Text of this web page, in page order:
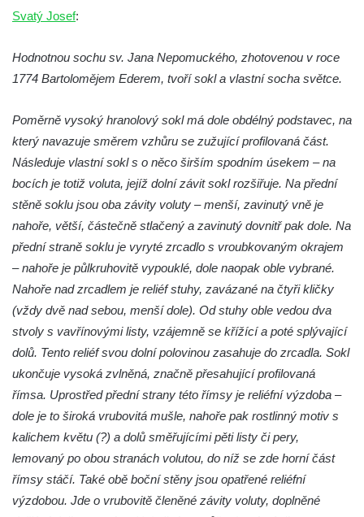
Socha Vlčice s mládětem v ZOO Hluboká
Socha Orlice v ZOO Hluboká
Socha Želva v ZOO Hluboká
Socha Kozorožec horský v ZOO Hluboká
Socha Včela v ZOO Hluboká
Socha Housenka v ZOO Hluboká
Socha Rosomák v ZOO Hluboká
Socha Beruška v ZOO Hluboká
Socha Vážka v ZOO Hluboká
Socha Volavka v ZOO Hluboká
Flamingo trůn v ZOO Hluboká
Lavička Kůň Převalského v ZOO Hluboká
Lysá nad Labem, barokní město Šporkovo
Socha Opičákovník v ZOO Hluboká
Socha Roháč v ZOO Hluboká
Socha Mystik v ZOO Hluboká
Svatý Josef:
Hodnotnou sochu sv. Jana Nepomuckého, zhotovenou v roce
1774 Bartolomějem Ederem, tvoří sokl a vlastní socha světce.
Poměrně vysoký hranolový sokl má dole obdélný podstavec, na
který navazuje směrem vzhůru se zužující profilovaná část.
Následuje vlastní sokl s o něco širším spodním úsekem – na
bocích je totiž voluta, jejíž dolní závit sokl rozšiřuje. Na přední
stěně soklu jsou oba závity voluty – menší, zavinutý vně je
nahoře, větší, částečně stlačený a zavinutý dovnitř pak dole. Na
přední straně soklu je vyryté zrcadlo s vroubkovaným okrajem
– nahoře je půlkruhovitě vypouklé, dole naopak oble vybrané.
Nahoře nad zrcadlem je reliéf stuhy, zavázané na čtyři kličky
(vždy dvě nad sebou, menší dole). Od stuhy oble vedou dva
stvoly s vavřínovými listy, vzájemně se křížící a poté splývající
dolů. Tento reliéf svou dolní polovinou zasahuje do zrcadla. Sokl
ukončuje vysoká zvlněná, značně přesahující profilovaná
římsa. Uprostřed přední strany této římsy je reliéfní výzdoba –
dole je to široká vrubovitá mušle, nahoře pak rostlinný motiv s
kalichem květu (?) a dolů směřujícími pěti listy či pery,
lemovaný po obou stranách volutou, do níž se zde horní část
římsy stáčí. Také obě boční stěny jsou opatřené reliéfní
výzdobou. Jde o vrubovitě členěné závity voluty, doplněné